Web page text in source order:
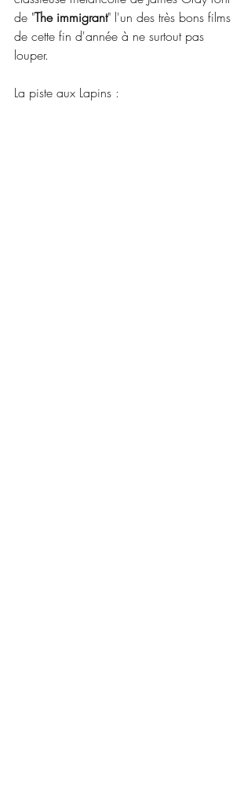
de "The immigrant" l'un des très bons films
de cette fin d'année à ne surtout pas
louper.
La piste aux Lapins :